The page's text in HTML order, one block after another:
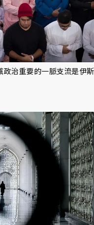
政治重要的一脈支流是伊斯